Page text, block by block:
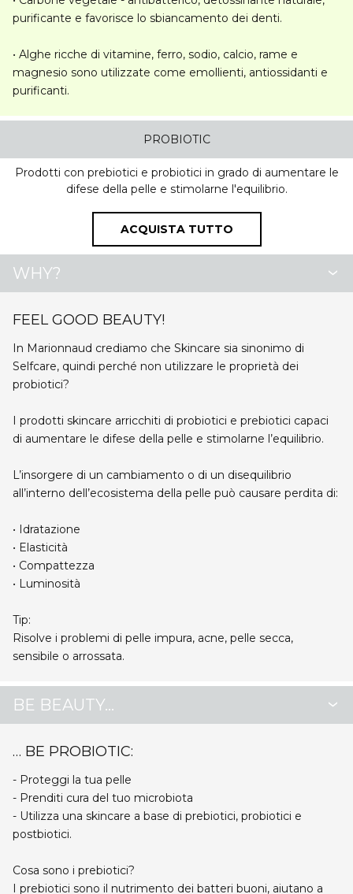
purificante e favorisce lo sbiancamento dei denti.
• Alghe ricche di vitamine, ferro, sodio, calcio, rame e
magnesio sono utilizzate come emollienti, antiossidanti e
purificanti.
PROBIOTIC
Prodotti con prebiotici e probiotici in grado di aumentare le
difese della pelle e stimolarne l'equilibrio.
ACQUISTA TUTTO
WHY?
FEEL GOOD BEAUTY!
In Marionnaud crediamo che Skincare sia sinonimo di
Selfcare, quindi perché non utilizzare le proprietà dei
probiotici?
I prodotti skincare arricchiti di probiotici e prebiotici capaci
di aumentare le difese della pelle e stimolarne l’equilibrio.
L’insorgere di un cambiamento o di un disequilibrio
all’interno dell’ecosistema della pelle può causare perdita di:
• Idratazione
• Elasticità
• Compattezza
• Luminosità
Tip:
Risolve i problemi di pelle impura, acne, pelle secca,
sensibile o arrossata.
BE BEAUTY…
… BE PROBIOTIC:
- Proteggi la tua pelle
- Prenditi cura del tuo microbiota
- Utilizza una skincare a base di prebiotici, probiotici e
postbiotici.
Cosa sono i prebiotici?
I prebiotici sono il nutrimento dei batteri buoni, aiutano a